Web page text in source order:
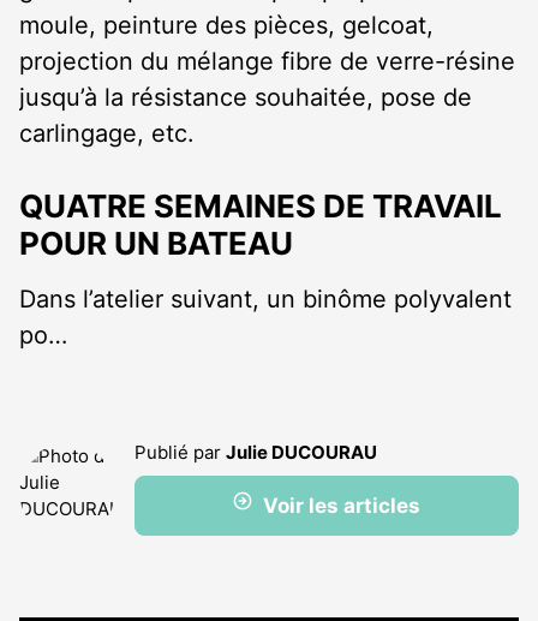
moule, peinture des pièces, gelcoat,
projection du mélange fibre de verre-résine
jusqu’à la résistance souhaitée, pose de
carlingage, etc.
QUATRE SEMAINES DE TRAVAIL
POUR UN BATEAU
Dans l’atelier suivant, un binôme polyvalent
po…
Publié par Julie DUCOURAU
Voir les articles